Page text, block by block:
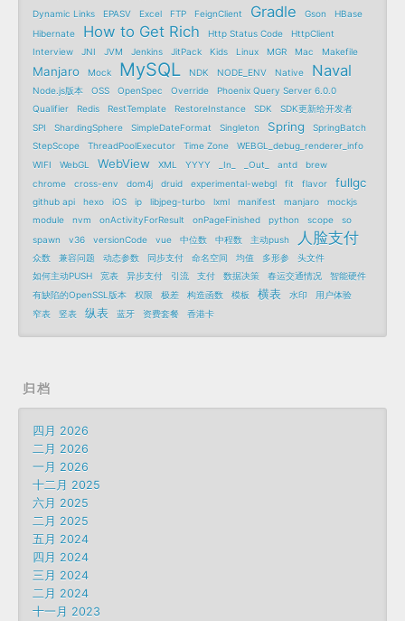
Dynamic Links
EPASV Excel FTP FeignClient Gradle Gson
HBase
Hibernate
How to Get Rich Http Status Code
HttpClient
Interview
JNI JVM Jenkins JitPack Kids Linux MGR Mac Makefile
Manjaro Mock MySQL NDK NODE_ENV Native Naval
Node.js版本 OSS OpenSpec Override
Phoenix Query Server 6.0.0
Qualifier
Redis RestTemplate RestoreInstance SDK
SDK更新给开发者
SPI
ShardingSphere SimpleDateFormat Singleton Spring
SpringBatch
StepScope
ThreadPoolExecutor Time Zone
WEBGL_debug_renderer_info
WIFI
WebGL WebView XML YYYY _In_ _Out_ antd
brew
chrome
cross-env dom4j druid experimental-webgl fit flavor fullgc
github api hexo iOS ip libjpeg-turbo lxml manifest manjaro
mockjs
module
nvm onActivityForResult onPageFinished python scope
so
spawn
v36 versionCode vue 中位数 中程数 主动push 人脸支付
众数 兼容问题 动态参数 同步支付 命名空间 均值 多形参
头文件
如何主动PUSH
宽表 异步支付 引流 支付 数据决策 春运交通情况
智能硬件
有缺陷的OpenSSL版本
权限 极差 构造函数 模板 横表 水印
用户体验
窄表
竖表 纵表 蓝牙 资费套餐 香港卡
归档
四月 2026
二月 2026
一月 2026
十二月 2025
六月 2025
二月 2025
五月 2024
四月 2024
三月 2024
二月 2024
十一月 2023